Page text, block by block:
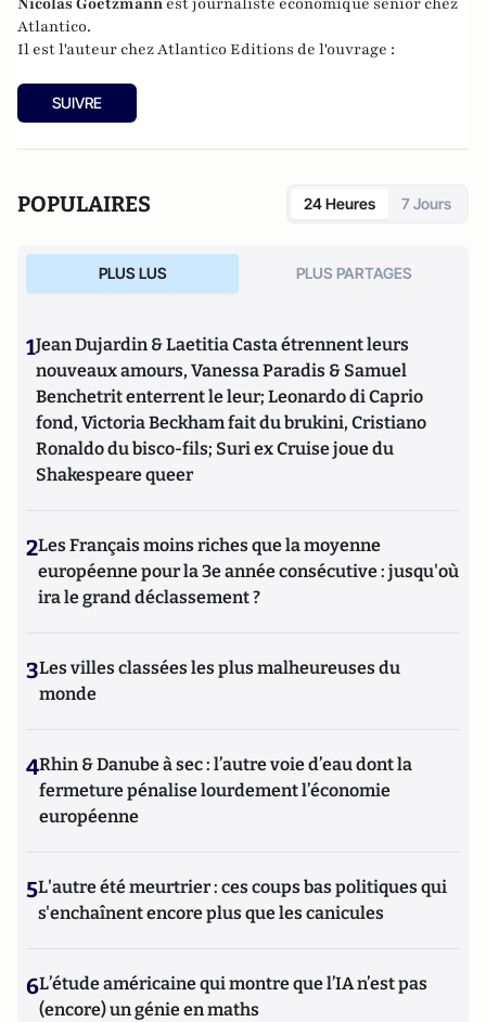
Atlantico.
Il est l'auteur chezAtlantico Editions de l'ouvrage :
SUIVRE
POPULAIRES 24 Heures 7 Jours
PLUS LUS PLUS PARTAGES
1Jean Dujardin & Laetitia Casta étrennent leurs
nouveaux amours, Vanessa Paradis & Samuel
Benchetrit enterrent le leur; Leonardo di Caprio
fond, Victoria Beckham fait du brukini, Cristiano
Ronaldo du bisco-fils; Suri ex Cruise joue du
Shakespeare queer
2Les Français moins riches que la moyenne
européenne pour la 3e année consécutive : jusqu'où
ira le grand déclassement ?
3Les villes classées les plus malheureuses du
monde
4Rhin & Danube à sec : l’autre voie d’eau dont la
fermeture pénalise lourdement l’économie
européenne
5L'autre été meurtrier : ces coups bas politiques qui
s'enchaînent encore plus que les canicules
6L’étude américaine qui montre que l’IA n’est pas
(encore) un génie en maths